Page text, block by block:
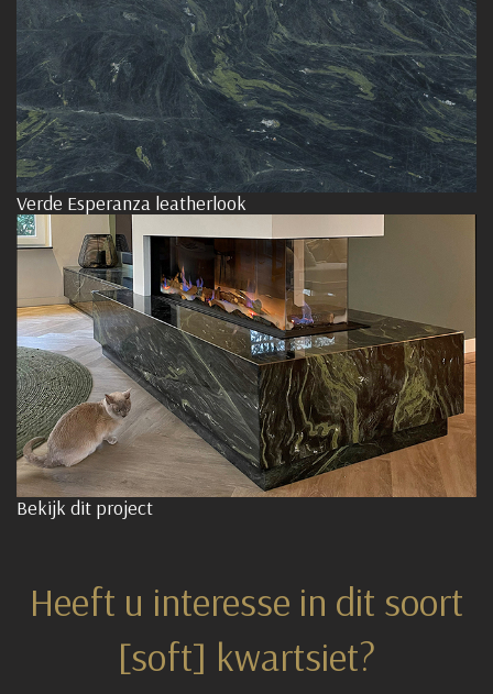
Verde Esperanza leatherlook
Bekijk dit project
Heeft u interesse in dit soort
[soft] kwartsiet?